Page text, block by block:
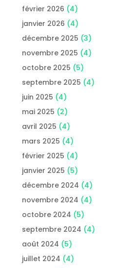
février 2026 (4)
janvier 2026 (4)
décembre 2025 (3)
novembre 2025 (4)
octobre 2025 (5)
septembre 2025 (4)
juin 2025 (4)
mai 2025 (2)
avril 2025 (4)
mars 2025 (4)
février 2025 (4)
janvier 2025 (5)
décembre 2024 (4)
novembre 2024 (4)
octobre 2024 (5)
septembre 2024 (4)
août 2024 (5)
juillet 2024 (4)